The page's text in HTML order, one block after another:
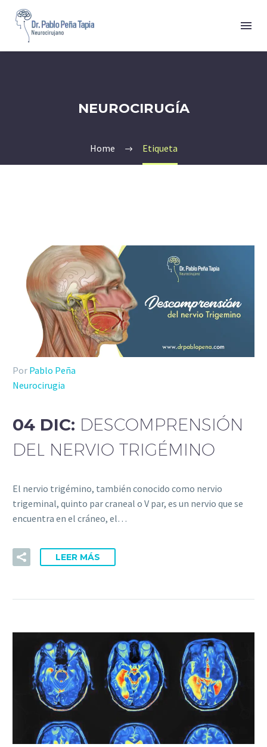
NEUROCIRUGÍA
Home Etiqueta
Por Pablo Peña
Neurocirugia
04 DIC: DESCOMPRENSIÓN
DEL NERVIO TRIGÉMINO
El nervio trigémino, también conocido como nervio
trigeminal, quinto par craneal o V par, es un nervio que se
encuentra en el cráneo, el…
LEER MÁS